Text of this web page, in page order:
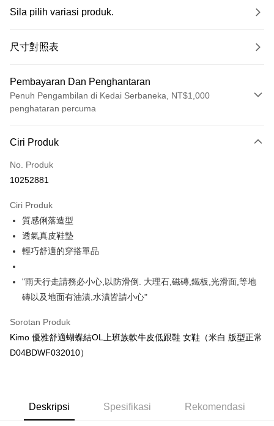
Sila pilih variasi produk.
尺寸對照表
Pembayaran Dan Penghantaran
Penuh Pengambilan di Kedai Serbaneka, NT$1,000
penghataran percuma
Kad Kredit (Bayaran Penuh)
Ansuran Kad Kredit
Taiwan Cooperative Bank
Hua Nan Commercial
Bank
The Shanghai
Bank Cathay United
Mega International
Commercial Bank
HSBC Bank (Taiwan)
Limited
Hwatai Bank
Bank Komersial E.SUN
DBS Bank
Bank Antarabangsa
LINE Pay
Apple Pay
JKOPAY
Easy Wallet
Google Pay
AFTEE
2. Anda boleh meneruskan pembayaran selepas pengesahan SMS.
3. Tiada bayaran diperlukan apabila pesanan disahkan. Produk akan
Tunai semasa Penghantaran
Ciri Produk
No. Produk
10252881
Ciri Produk
質感俐落造型
透氣真皮鞋墊
輕巧舒適的穿搭單品
"雨天行走請務必小心,以防滑倒. 大理石,磁磚,鐵板,光滑面,等地
磚以及地面有油漬,水漬皆請小心"
Sorotan Produk
Kimo 優雅舒適蝴蝶結OL上班族軟牛皮低跟鞋 女鞋（米白 版型正常
D04BDWF032010）
Deskripsi Spesifikasi Rekomendasi